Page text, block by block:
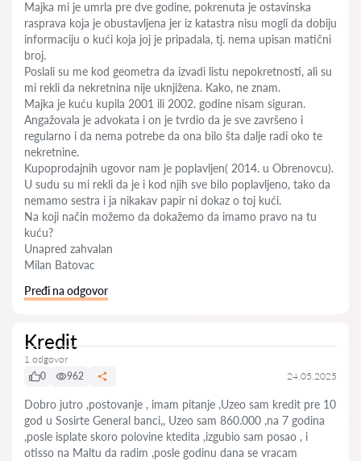
Majka mi je umrla pre dve godine, pokrenuta je ostavinska
rasprava koja je obustavljena jer iz katastra nisu mogli da dobiju
informaciju o kući koja joj je pripadala, tj. nema upisan matični
broj.
Poslali su me kod geometra da izvadi listu nepokretnosti, ali su
mi rekli da nekretnina nije uknjižena. Kako, ne znam.
Majka je kuću kupila 2001 ili 2002. godine nisam siguran.
Angažovala je advokata i on je tvrdio da je sve završeno i
regularno i da nema potrebe da ona bilo šta dalje radi oko te
nekretnine.
Kupoprodajnih ugovor nam je poplavljen( 2014. u Obrenovcu).
U sudu su mi rekli da je i kod njih sve bilo poplavljeno, tako da
nemamo sestra i ja nikakav papir ni dokaz o toj kući.
Na koji način možemo da dokažemo da imamo pravo na tu
kuću?
Unapred zahvalan
Milan Batovac
Pređi na odgovor
Kredit
1 odgovor
0
962 24.05.2025
Dobro jutro ,postovanje , imam pitanje ,Uzeo sam kredit pre 10
god u Sosirte General banci,, Uzeo sam 860.000 ,na 7 godina
,posle isplate skoro polovine ktedita ,izgubio sam posao , i
otisso na Maltu da radim ,posle godinu dana se vracam